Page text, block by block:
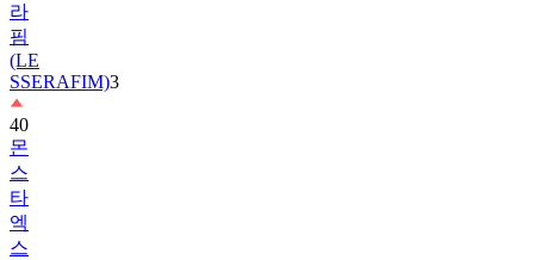
라
핌
(LE
SSERAFIM)3
40
몬
스
타
엑
스